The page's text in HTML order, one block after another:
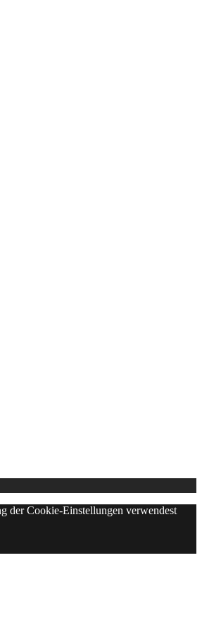
der Cookie-Einstellungen verwendest